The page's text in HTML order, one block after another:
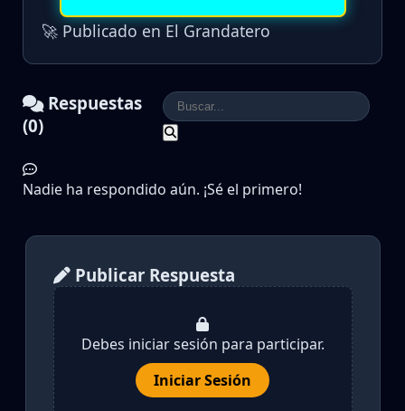
🚀 Publicado en El Grandatero
Respuestas
(0)
Nadie ha respondido aún. ¡Sé el primero!
Publicar Respuesta
Debes iniciar sesión para participar.
Iniciar Sesión